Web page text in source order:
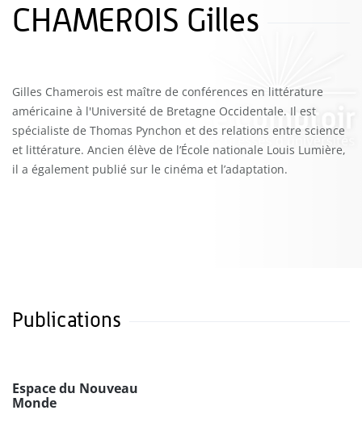
CHAMEROIS Gilles
Gilles Chamerois est maître de conférences en littérature
américaine à l'Université de Bretagne Occidentale. Il est
spécialiste de Thomas Pynchon et des relations entre science
et littérature. Ancien élève de l’École nationale Louis Lumière,
il a également publié sur le cinéma et l’adaptation.
Publications
Espace du Nouveau
Monde